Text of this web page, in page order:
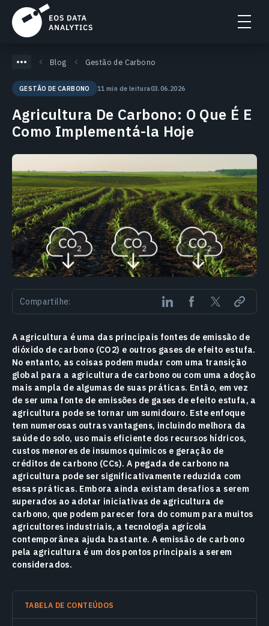
Blog Gestão de Carbono
GESTÃO DE CARBONO 11 min de leitura03.06.2026
Agricultura De Carbono: O Que É E
Como Implementá-la Hoje
Compartilhe:
A agricultura é uma das principais fontes de emissão de
dióxido de carbono (CO2) e outros gases de efeito estufa.
No entanto, as coisas podem mudar com uma transição
global para a agricultura de carbono ou com uma adoção
mais ampla de algumas de suas práticas. Então, em vez
de ser uma fonte de emissões de gases de efeito estufa, a
agricultura pode se tornar um sumidouro. Este enfoque
tem numerosas outras vantagens, incluindo melhora da
saúde do solo, uso mais eficiente dos recursos hídricos,
custos menores de insumos químicos e geração de
créditos de carbono (CCs). A pegada de carbono na
agricultura pode ser significativamente reduzida com
essas práticas. Embora ainda existam desafios a serem
superados ao adotar iniciativas de agricultura de
carbono, que podem parecer fora do comum para muitos
agricultores industriais, a tecnologia agrícola
contemporânea ajuda bastante. A emissão de carbono
pela agricultura é um dos pontos principais a serem
considerados.
TABELA DE CONTEÚDOS